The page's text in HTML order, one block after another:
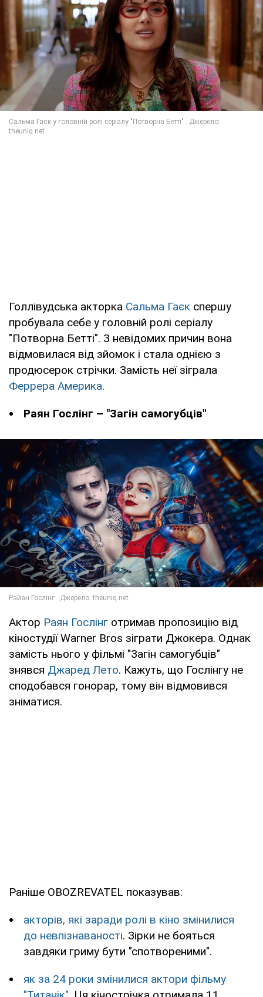
Голлівудська акторка Сальма Гаєк спершу
пробувала себе у головній ролі серіалу
"Потворна Бетті". З невідомих причин вона
відмовилася від зйомок і стала однією з
продюсерок стрічки. Замість неї зіграла
Феррера Америка.
Раян Гослінг – "Загін самогубців"
Актор Раян Гослінг отримав пропозицію від
кіностудії Warner Bros зіграти Джокера. Однак
замість нього у фільмі "Загін самогубців"
знявся Джаред Лето. Кажуть, що Гослінгу не
сподобався гонорар, тому він відмовився
зніматися.
Раніше OBOZREVATEL показував:
акторів, які заради ролі в кіно змінилися
до невпізнаваності. Зірки не бояться
завдяки гриму бути "спотвореними".
як за 24 роки змінилися актори фільму